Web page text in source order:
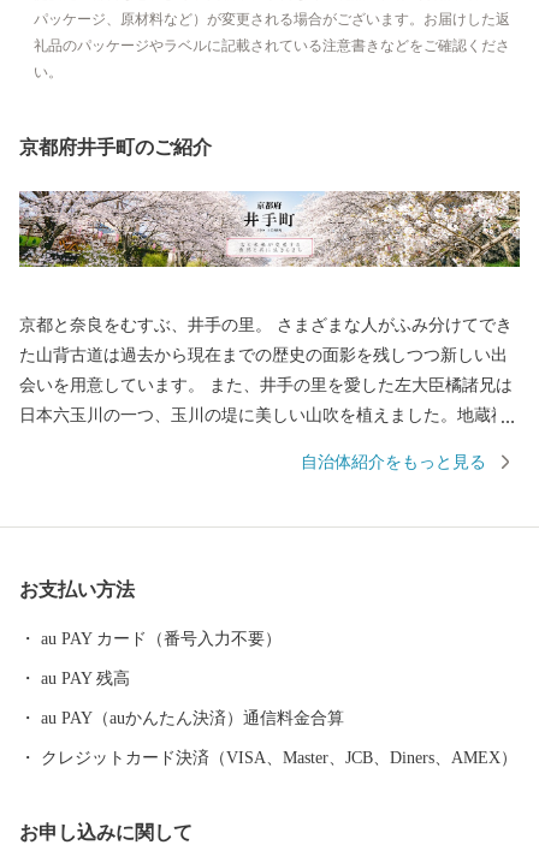
パッケージ、原材料など）が変更される場合がございます。お届けした返
礼品のパッケージやラベルに記載されている注意書きなどをご確認くださ
い。
京都府井手町のご紹介
京都と奈良をむすぶ、井手の里。 さまざまな人がふみ分けてでき
た山背古道は過去から現在までの歴史の面影を残しつつ新しい出
会いを用意しています。 また、井手の里を愛した左大臣橘諸兄は
日本六玉川の一つ、玉川の堤に美しい山吹を植えました。地蔵禅
す。このように古と未来が交差する自然の美しいまち、それが井
自治体紹介をもっと見る
お支払い方法
au PAY カード（番号入力不要）
au PAY 残高
au PAY（auかんたん決済）通信料金合算
クレジットカード決済（VISA、Master、JCB、Diners、AMEX）
お申し込みに関して